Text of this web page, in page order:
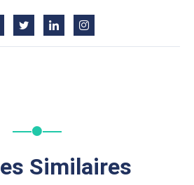
Similaires